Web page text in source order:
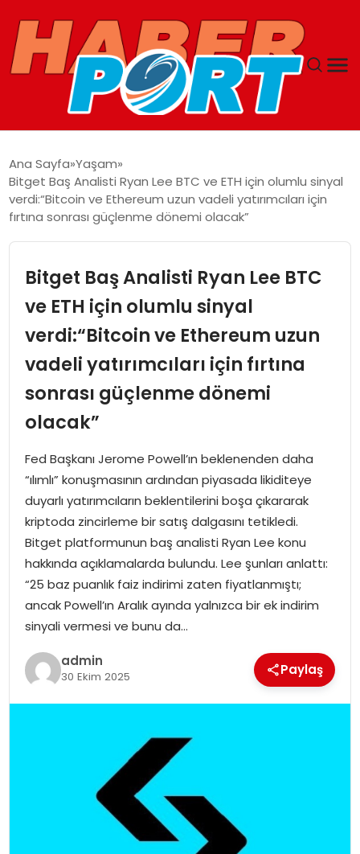
GUNCEL
SAĞLIK
SPOR
MAGAZIN
SPOR
OTOMOBIL
TEKNOLOJI
EKONOMI
Ana Sayfa Yaşam
Bitget Baş Analisti Ryan Lee BTC ve ETH için olumlu sinyal
verdi:“Bitcoin ve Ethereum uzun vadeli yatırımcıları için
fırtına sonrası güçlenme dönemi olacak”
Bitget Baş Analisti Ryan Lee BTC
ve ETH için olumlu sinyal
verdi:“Bitcoin ve Ethereum uzun
vadeli yatırımcıları için fırtına
sonrası güçlenme dönemi
olacak”
Fed Başkanı Jerome Powell’ın beklenenden daha
“ılımlı” konuşmasının ardından piyasada likiditeye
duyarlı yatırımcıların beklentilerini boşa çıkararak
kriptoda zincirleme bir satış dalgasını tetikledi.
Bitget platformunun baş analisti Ryan Lee konu
hakkında açıklamalarda bulundu. Lee şunları anlattı:
“25 baz puanlık faiz indirimi zaten fiyatlanmıştı;
ancak Powell’ın Aralık ayında yalnızca bir ek indirim
sinyali vermesi ve bunu da…
admin
30 Ekim 2025 Paylaş